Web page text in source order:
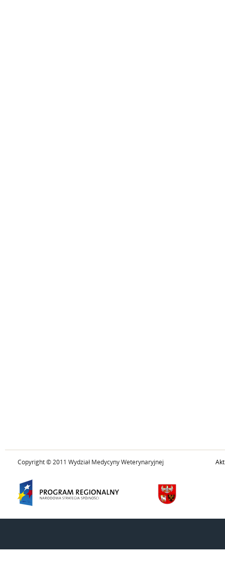
Copyright © 2011 Wydział Medycyny Weterynaryjnej